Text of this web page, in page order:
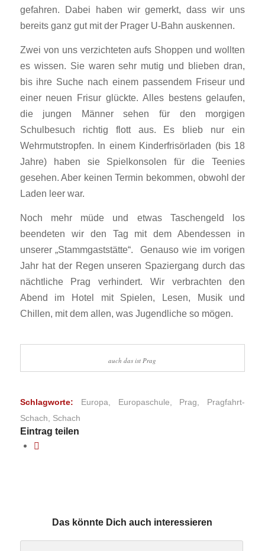
gefahren. Dabei haben wir gemerkt, dass wir uns
bereits ganz gut mit der Prager U-Bahn auskennen.
Zwei von uns verzichteten aufs Shoppen und wollten
es wissen. Sie waren sehr mutig und blieben dran,
bis ihre Suche nach einem passendem Friseur und
einer neuen Frisur glückte. Alles bestens gelaufen,
die jungen Männer sehen für den morgigen
Schulbesuch richtig flott aus. Es blieb nur ein
Wehrmutstropfen. In einem Kinderfrisörladen (bis 18
Jahre) haben sie Spielkonsolen für die Teenies
gesehen. Aber keinen Termin bekommen, obwohl der
Laden leer war.
Noch mehr müde und etwas Taschengeld los
beendeten wir den Tag mit dem Abendessen in
unserer „Stammgaststätte“. Genauso wie im vorigen
Jahr hat der Regen unseren Spaziergang durch das
nächtliche Prag verhindert. Wir verbrachten den
Abend im Hotel mit Spielen, Lesen, Musik und
Chillen, mit dem allen, was Jugendliche so mögen.
auch das ist Prag
Schlagworte: Europa, Europaschule, Prag, Pragfahrt-
Schach, Schach
Eintrag teilen
Das könnte Dich auch interessieren